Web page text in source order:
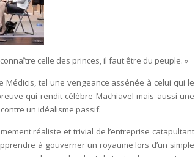
celle des princes, il faut être du peuple. »
tel une vengeance assénée à celui qui le
qui rendit célèbre Machiavel mais aussi une
un idéalisme passif.
réaliste et trivial de l’entreprise catapultant
à gouverner un royaume lors d’un simple